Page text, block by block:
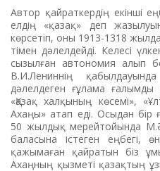
Автор қайраткердің екінші
елдің «қазақ» деп
көрсе­тіп, оны 1913-1318
ті­мен дәлелдейді. Келесі
сы­зылған автономия алып
В.И.Ленин­нің
дәлелдеген ғұлама
«Қазақ халқы­ның көсемі»,
Ахаңы» атап еді. Осы­­дан бір
50 жылдық мерейтойында
баласына істеген еңбегі,
қажымаған қайратын біз
Ахаң­ның қызметі қазақтың